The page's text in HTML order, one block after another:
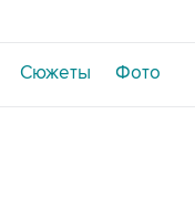
Сюжеты Фото